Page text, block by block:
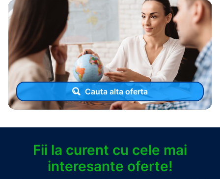
Cauta alta oferta
Fii la curent cu cele mai
interesante oferte!